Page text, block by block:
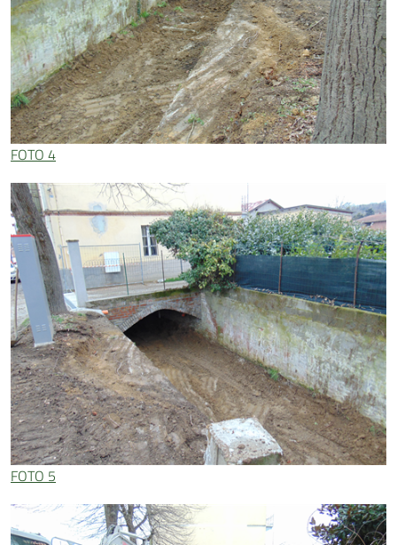
FOTO 4
FOTO 5